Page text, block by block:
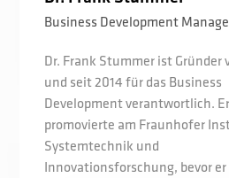
Business Development
Dr. Frank Stummer ist Gründer
und seit 2014 für das Business
Development verantwortlich. Er
promovierte am Fraunhofer
Systemtechnik und
Innovationsforschung, bevor